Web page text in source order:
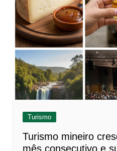
Turismo
Turismo mineiro
mês consecutivo e